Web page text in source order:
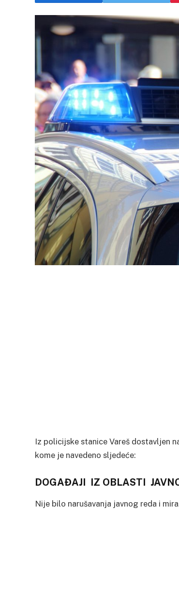
Iz policijske stanice Vareš dostavljen
kome je navedeno sljedeće:
DOGAĐAJI IZ
Nije bilo narušavanja javnog reda i